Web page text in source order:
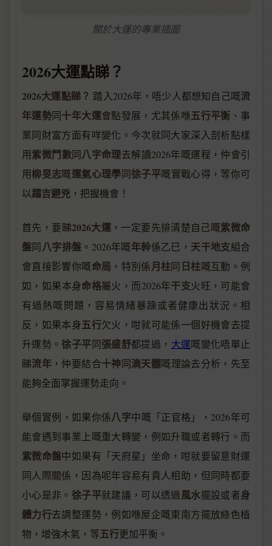
關於大運的專業插圖
2026大運點睇？
2026大運點睇？ 踏入2026年，唔少人都想知自己嘅流
年運勢同十年大運會點發展，尤其係喺五行平衡 、事
業同財富方面有咩變化。今次就同大家深入剖析點樣
用紫微鬥數同八字命理去解讀2026年嘅運程，仲會引
用柳旻志嘅運氣心理學同徐子平嘅實戰心得，等你可
以趨吉避兇 ，把握機會！
首先，要睇2026大運 ，一定要先排清楚自己嘅紫微命
盤同八字排盤 。2026年嘅年幹係乙巳， 天干地支組合
會直接影響你嘅命局 ，特別係月柱同 日柱嘅互動。例
如，如果本身命格屬火，而2026年干支火旺，可能會
有過熱嘅問題，容易情緒暴躁或者健康出狀況。相
反，如果本身五行欠火，咁就可能係一個好機會去提
升運勢。徐子平同張盛舒都提過， 大運嘅變化唔單止
睇流年 ，仲要結合十神同滴天髓嘅理論去分析，先至
能夠全面掌握運勢走向。
舉個實例，如果你係八字中嘅「正官格」，2026年可
能會遇到事業上嘅重大轉變，例如升職或者轉行。而
紫微命盤中如果有「天府星」坐命，咁就要留意財運
同人際關係，因為呢年容易有貴人相助，但同時都要
小心是非。 徐子平就建議，可以透過風水擺設或者身
體力行去調整運勢，例如喺屋企嘅東南方擺放綠色植
物，增強木氣，等五行更加平衡。